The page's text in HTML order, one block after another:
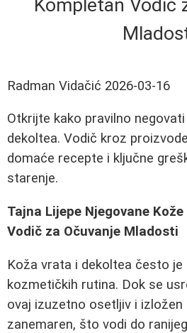
Kompletan Vodič
Radman Vidačić 2026-03-16
Otkrijte kako pravilno
dekoltea. Vodič kroz
domaće recepte i ključne
starenje.
Tajna Lijepe Njegovane
Vodič za Očuvanje Mladosti
Koža vrata i dekoltea često
kozmetičkih rutina. Dok se
ovaj izuzetno osetljiv i
zanemaren, što vodi do